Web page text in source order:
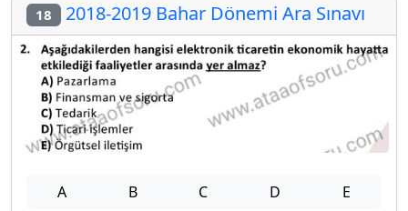
18 2018-2019 Bahar Dönemi Ara Sınavı
A B C D E